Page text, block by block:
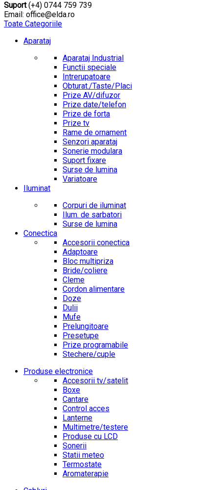
Suport(+4) 0744 759 739
Email: office@elda.ro
Toate Categoriile
Aparataj
Aparataj Industrial
Functii speciale
Intrerupatoare
Obturat./Taste/Placi
Prize AV/difuzor
Prize date/telefon
Prize de forta
Prize tv
Rame de ornament
Senzori aparataj
Sonerie modulara
Suport fixare
Surse de lumina
Variatoare
Iluminat
Corpuri de iluminat
Ilum. de sarbatori
Surse de lumina
Conectica
Accesorii conectica
Adaptoare
Bloc multipriza
Bride/coliere
Cleme
Cordon alimentare
Doze
Dulii
Mufe
Prelungitoare
Presetupe
Prize programabile
Stechere/cuple
Produse electronice
Accesorii tv/satelit
Boxe
Cantare
Control acces
Lanterne
Multimetre/testere
Produse cu LCD
Sonerii
Statii meteo
Termostate
Aromaterapie